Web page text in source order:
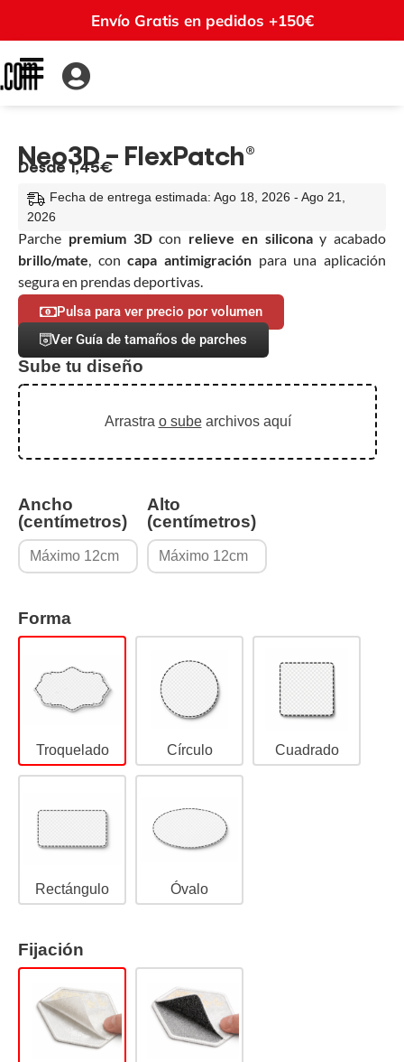
Envío Gratis en pedidos +150€
Neo3D – FlexPatch®
Desde 1,45€
Fecha de entrega estimada: Ago 18, 2026 - Ago 21,
2026
Parche premium 3Dcon relieve en siliconay acabado
brillo/mate , concapa antimigración para una aplicación
segura en prendas deportivas.
Pulsa para ver precio por volumen
Ver Guía de tamaños de parches
Sube tu diseño
Arrastra o subearchivos aquí
Ancho
(centímetros)
Alto
(centímetros)
Forma
Troquelado Círculo Cuadrado
Rectángulo Óvalo
Fijación